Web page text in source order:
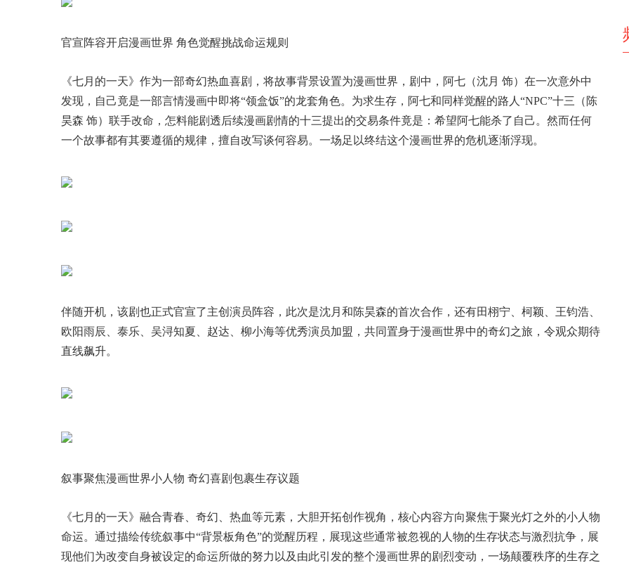
官宣阵容开启漫画世界 角色觉醒挑战命运规则
《七月的一天》作为一部奇幻热血喜剧，将故事背景设置为漫画世界，剧中，阿七（沈月 饰）在一次意外中
发现，自己竟是一部言情漫画中即将“领盒饭”的龙套角色。为求生存，阿七和同样觉醒的路人“NPC”十三（陈
昊森 饰）联手改命，怎料能剧透后续漫画剧情的十三提出的交易条件竟是：希望阿七能杀了自己。然而任何
一个故事都有其要遵循的规律，擅自改写谈何容易。一场足以终结这个漫画世界的危机逐渐浮现。
伴随开机，该剧也正式官宣了主创演员阵容，此次是沈月和陈昊森的首次合作，还有田栩宁、柯颖、王钧浩、
欧阳雨辰、泰乐、吴浔知夏、赵达、柳小海等优秀演员加盟，共同置身于漫画世界中的奇幻之旅，令观众期待
直线飙升。
叙事聚焦漫画世界小人物 奇幻喜剧包裹生存议题
《七月的一天》融合青春、奇幻、热血等元素，大胆开拓创作视角，核心内容方向聚焦于聚光灯之外的小人物
命运。通过描绘传统叙事中“背景板角色”的觉醒历程，展现这些通常被忽视的人物的生存状态与激烈抗争，展
现他们为改变自身被设定的命运所做的努力以及由此引发的整个漫画世界的剧烈变动，一场颠覆秩序的生存之